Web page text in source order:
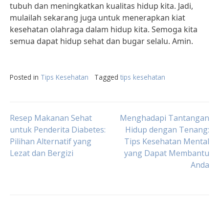
tubuh dan meningkatkan kualitas hidup kita. Jadi,
mulailah sekarang juga untuk menerapkan kiat
kesehatan olahraga dalam hidup kita. Semoga kita
semua dapat hidup sehat dan bugar selalu. Amin.
Posted in Tips Kesehatan Tagged tips kesehatan
Post
navigation
Resep Makanan Sehat
untuk Penderita Diabetes:
Pilihan Alternatif yang
Lezat dan Bergizi
Menghadapi Tantangan
Hidup dengan Tenang:
Tips Kesehatan Mental
yang Dapat Membantu
Anda